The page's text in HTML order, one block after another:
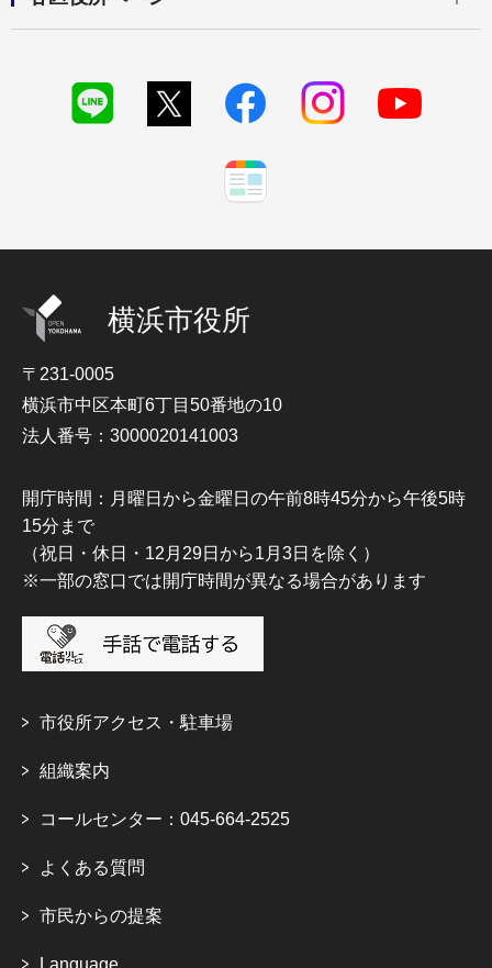
横浜市役所
〒231-0005
横浜市中区本町6丁目50番地の10
法人番号：3000020141003
開庁時間：月曜日から金曜日の午前8時45分から午後5時
15分まで
（祝日・休日・12月29日から1月3日を除く）
※一部の窓口では開庁時間が異なる場合があります
市役所アクセス・駐車場
組織案内
コールセンター：045-664-2525
よくある質問
市民からの提案
Language